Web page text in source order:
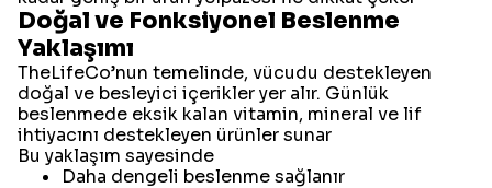
Doğal ve Fonksiyonel Beslenme
Yaklaşımı
TheLifeCo’nun temelinde, vücudu destekleyen
doğal ve besleyici içerikler yer alır. Günlük
beslenmede eksik kalan vitamin, mineral ve lif
ihtiyacını destekleyen ürünler sunar
Bu yaklaşım sayesinde
Daha dengeli beslenme sağlanır